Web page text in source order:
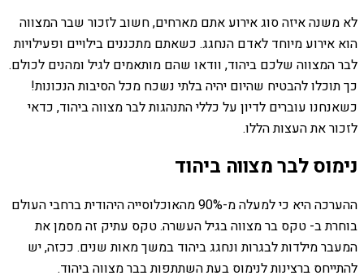
לא משנה איזה סוג אירוע אתם מארחים, חשוב לזכור שבר המצווה
הוא אירוע מיוחד לאדם הנחגג. כשאתם מתכננים בילויים ופעילויות
לבר המצווה שלכם ביהוד, וודאו שהם מותאמים לגיל ומהנים לכולם.
כך תוכלו להבטיח שהיום יהיה בלתי נשכח מכל הסיבות הנכונות!
כשאנחנו עוברים לדיון על כללי התנהגות לבר מצווה ביהוד, כדאי
לזכור את העצות הללו.
נימוס לבר מצווה ביהוד
ההערכה היא כי למעלה מ-90% מהאוכלוסייה היהודית ברחבי העולם
בוחרת ב- טקס בר מצווה בגיל העשרה. טקס עתיק זה מסמן את
המעבר מילדות לבגרות ונחגג ביהוד במשך מאות שנים. ככזה, יש
להתייחס ברצינות לנימוס בעת השתתפות בבר מצווה ביהוד.